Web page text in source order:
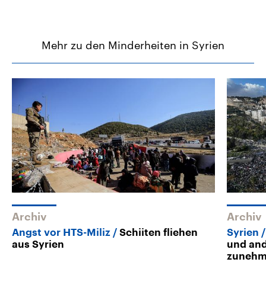
Mehr zu den Minderheiten in Syrien
Archiv
Angst vor HTS-Miliz
Schiiten fliehen
aus Syrien
Archiv
Syrien
und